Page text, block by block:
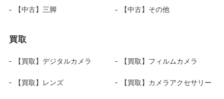
【中古】三脚 【中古】その他
買取
【買取】デジタルカメラ 【買取】フィルムカメラ
【買取】レンズ 【買取】カメラアクセサリー